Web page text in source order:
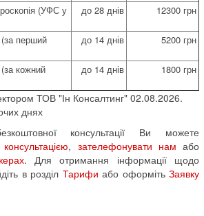
(УФС у
до 28 днів 12300 грн
(за перший
до 14 днів 5200 грн
кожний
до 14 днів 1800 грн
ТОВ "Ін Консалтинг" 02.08.2026.
днях
консультації Ви можете
, зателефонувати нам або
. Для отримання інформації щодо
в розділ Тарифи або оформіть Заявку